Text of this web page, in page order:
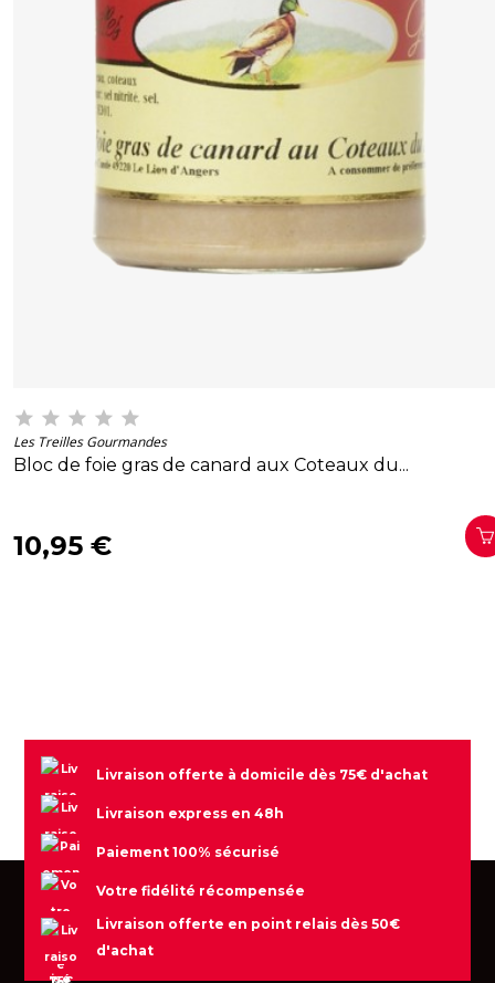
Les Treilles Gourmandes
Bloc de foie gras de canard aux Coteaux du...
10,95 €
Livraison offerte à domicile dès 75€ d'achat
Livraison express en 48h
Paiement 100% sécurisé
Votre fidélité récompensée
Livraison offerte en point relais dès 50€
d'achat